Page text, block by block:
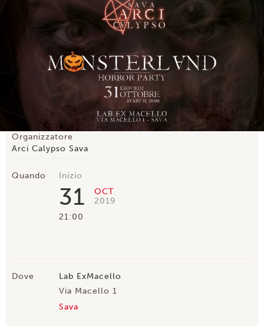
Organizzatore
Arci Calypso Sava
Quando Inizio
31
OCT
2019
21:00
Dove
Lab ExMacello
Via Macello 1
Sava